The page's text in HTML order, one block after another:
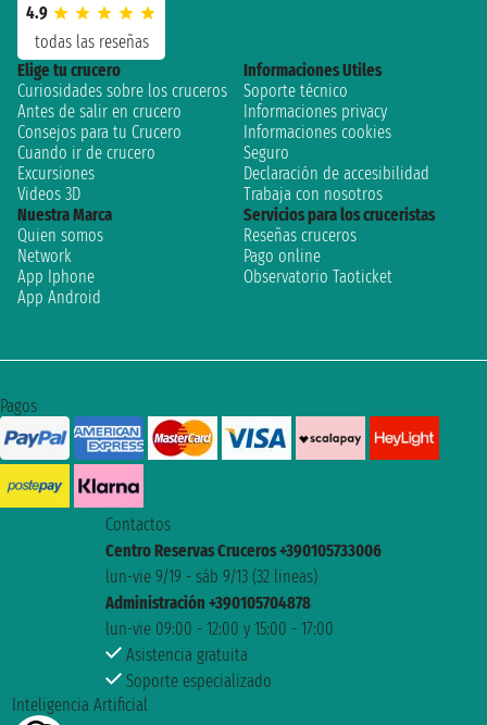
4.9
todas las reseñas
Elige tu crucero
Curiosidades sobre los cruceros
Antes de salir en crucero
Consejos para tu Crucero
Cuando ir de crucero
Excursiones
Videos 3D
Informaciones Utiles
Soporte técnico
Informaciones privacy
Informaciones cookies
Seguro
Declaración de accesibilidad
Trabaja con nosotros
Nuestra Marca
Quien somos
Network
App Iphone
App Android
Servicios para los cruceristas
Reseñas cruceros
Pago online
Observatorio Taoticket
Pagos
Contactos
Centro Reservas Cruceros +390105733006
lun-vie 9/19 - sáb 9/13 (32 lineas)
Administración +390105704878
lun-vie 09:00 - 12:00 y 15:00 - 17:00
Asistencia gratuita
Soporte especializado
Inteligencia Artificial